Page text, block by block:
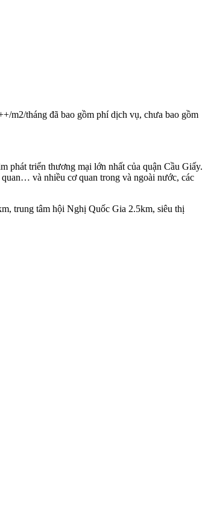
m2/tháng đã bao gồm phí dịch vụ, chưa bao gồm
phát triển thương mại lớn nhất của quận Cầu Giấy.
và nhiều cơ quan trong và ngoài nước, các
trung tâm hội Nghị Quốc Gia 2.5km, siêu thị